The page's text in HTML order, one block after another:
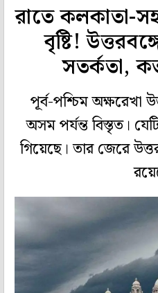
রাতে কলকাতা-
বৃষ্টি!
সতর্কতা,
পূর্ব-পশ্চিম অক্ষরেখা
অসম পর্যন্ত বিস্তৃত।
গিয়েছে। তার জেরে